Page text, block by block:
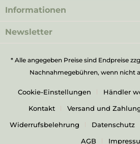
Informationen
Newsletter
* Alle angegeben Preise sind Endpreise
Nachnahmegebühren, wenn nicht
Cookie-Einstellungen Händler
Kontakt
Versand und
Widerrufsbelehrung
Datenschutz
AGB